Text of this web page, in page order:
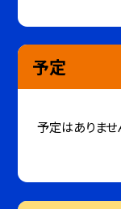
予定
予定はありませ